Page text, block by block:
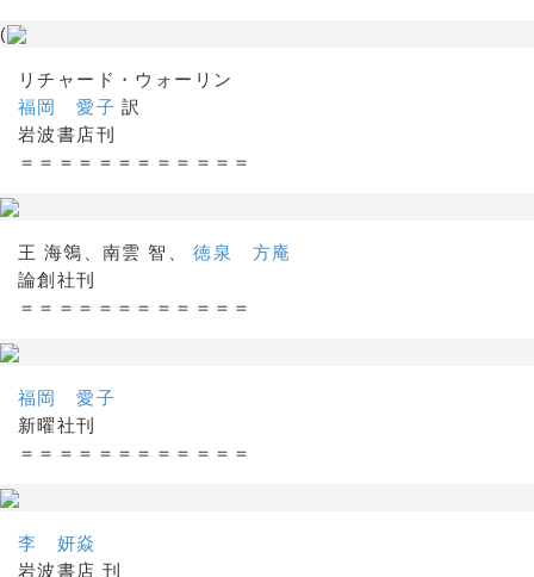
(
リチャード・ウォーリン
福岡 愛子 訳
岩波書店刊
＝＝＝＝＝＝＝＝＝＝＝＝
王 海鴒、南雲 智、徳泉 方庵
論創社刊
＝＝＝＝＝＝＝＝＝＝＝＝
福岡 愛子
新曜社刊
＝＝＝＝＝＝＝＝＝＝＝＝
李 妍焱
岩波書店 刊